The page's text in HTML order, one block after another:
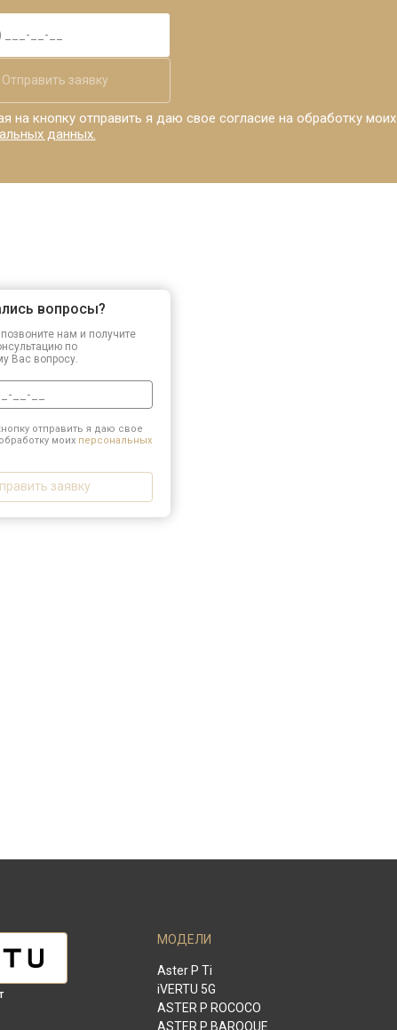
Отправить заявку
на кнопку отправить я даю свое согласие на обработку моих
данных.
вопросы?
нам и получите
по
Вас вопросу.
отправить я даю свое
моих персональных
заявку
МОДЕЛИ
Aster P Ti
iVERTU 5G
ASTER P ROCOCO
ASTER P BAROQUE